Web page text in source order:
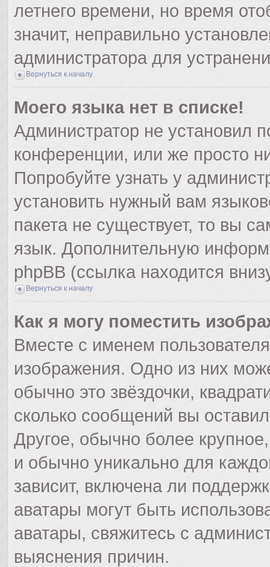
летнего времени, но время
значит, неправильно
администратора для
Вернуться к началу
Моего языка нет в списке!
Администратор не установил
конференции, или же просто
Попробуйте узнать у
установить нужный вам
пакета не существует, то вы
язык. Дополнительную
phpBB (ссылка находится
Вернуться к началу
Как я могу поместить
Вместе с именем
изображения. Одно из них
обычно это звёздочки,
сколько сообщений вы
Другое, обычно более
и обычно уникально для
зависит, включена ли
аватары могут быть
аватары, свяжитесь с
выяснения причин.